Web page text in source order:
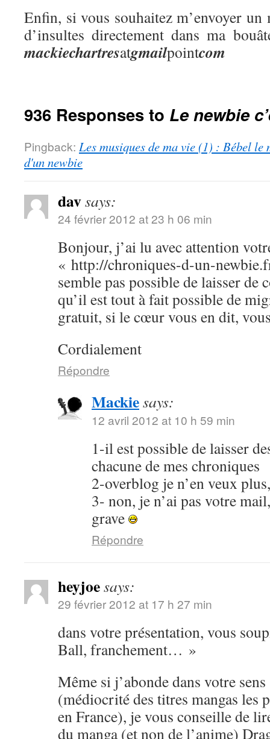
Enfin, si vous souhaitez m’envoyer
d’insultes directement dans ma
mackiechartresatgmailpointcom
936 Responses to Le newbie
Pingback: Les musiques de ma vie (1) : Bébel le
d'un newbie
davsays:
24 février 2012 at 23 h 06 min
Bonjour, j’ai lu avec attention
« http://chroniques-d-un-
semble pas possible de laisser de
qu’il est tout à fait possible de
gratuit, si le cœur vous en dit,
Cordialement
Répondre
Mackiesays:
12 avril 2012 at 10 h 59 min
1-il est possible de laisser
chacune de mes chroniques
2-overblog je n’en veux
3- non, je n’ai pas votre
grave
Répondre
heyjoesays:
29 février 2012 at 17 h 27 min
dans votre présentation, vous
Ball, franchement… »
Même si j’abonde dans votre
(médiocrité des titres mangas les
en France), je vous conseille de
du manga (et non de l’anime)